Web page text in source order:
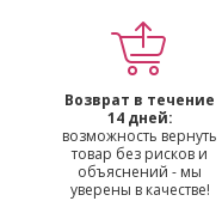
Возврат в течение
14 дней:
возможность вернуть
товар без рисков и
объяснений - мы
уверены в качестве!